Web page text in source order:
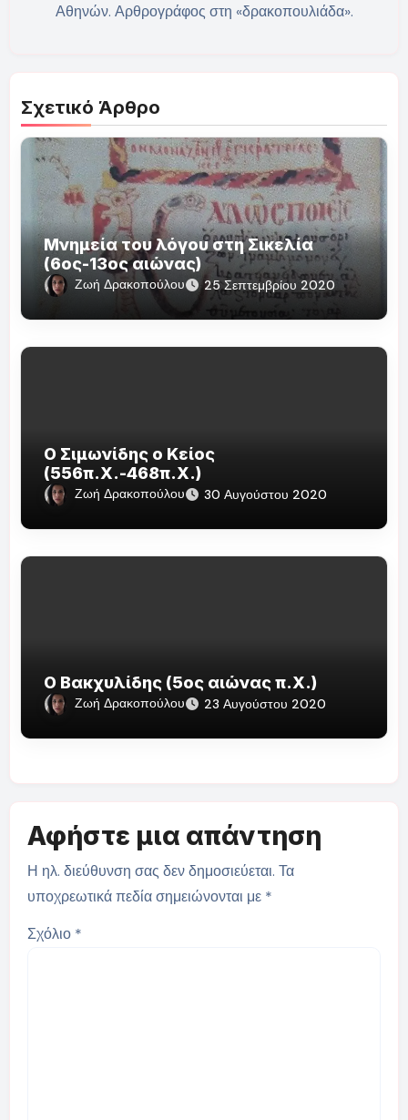
Αθηνών. Αρθρογράφος στη «δρακοπουλιάδα».
Σχετικό Άρθρο
Μνημεία του λόγου στη Σικελία
(6ος-13ος αιώνας)
Ζωή Δρακοπούλου 25 Σεπτεμβρίου 2020
Ο Σιμωνίδης ο Κείος
(556π.Χ.-468π.Χ.)
Ζωή Δρακοπούλου 30 Αυγούστου 2020
Ο Βακχυλίδης (5ος αιώνας π.Χ.)
Ζωή Δρακοπούλου 23 Αυγούστου 2020
Αφήστε μια απάντηση
Η ηλ. διεύθυνση σας δεν δημοσιεύεται. Τα
υποχρεωτικά πεδία σημειώνονται με *
Σχόλιο *